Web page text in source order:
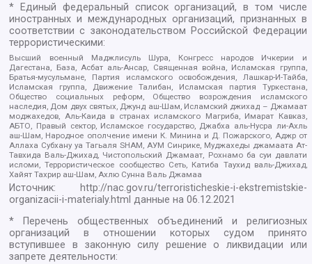
* Единый федеральный список организаций, в том числе
иностранных и международных организаций, признанных в
соответствии с законодательством Российской Федерации
террористическими:
Высший военный Маджлисуль Шура, Конгресс народов Ичкерии и
Дагестана, База, Асбат аль-Ансар, Священная война, Исламская группа,
Братья-мусульмане, Партия исламского освобождения, Лашкар-И-Тайба,
Исламская группа, Движение Талибан, Исламская партия Туркестана,
Общество социальных реформ, Общество возрождения исламского
наследия, Дом двух святых, Джунд аш-Шам, Исламский джихад – Джамаат
моджахедов, Аль-Каида в странах исламского Магриба, Имарат Кавказ,
АБТО, Правый сектор, Исламское государство, Джабха аль-Нусра ли-Ахль
аш-Шам, Народное ополчение имени К. Минина и Д. Пожарского, Аджр от
Аллаха Субхану уа Тагьаля SHAM, АУМ Синрике, Муджахеды джамаата Ат-
Тавхида Валь-Джихад, Чистопольский Джамаат, Рохнамо ба суи давлати
исломи, Террористическое сообщество Сеть, Катиба Таухид валь-Джихад,
Хайят Тахрир аш-Шам, Ахлю Сунна Валь Джамаа
Источник:
http://nac.gov.ru/terroristicheskie-i-ekstremistskie-
organizacii-i-materialy.html данные на06.12.2021
* Перечень общественных объединений и религиозных
организаций в отношении которых судом принято
вступившее в законную силу решение о ликвидации или
запрете деятельности: